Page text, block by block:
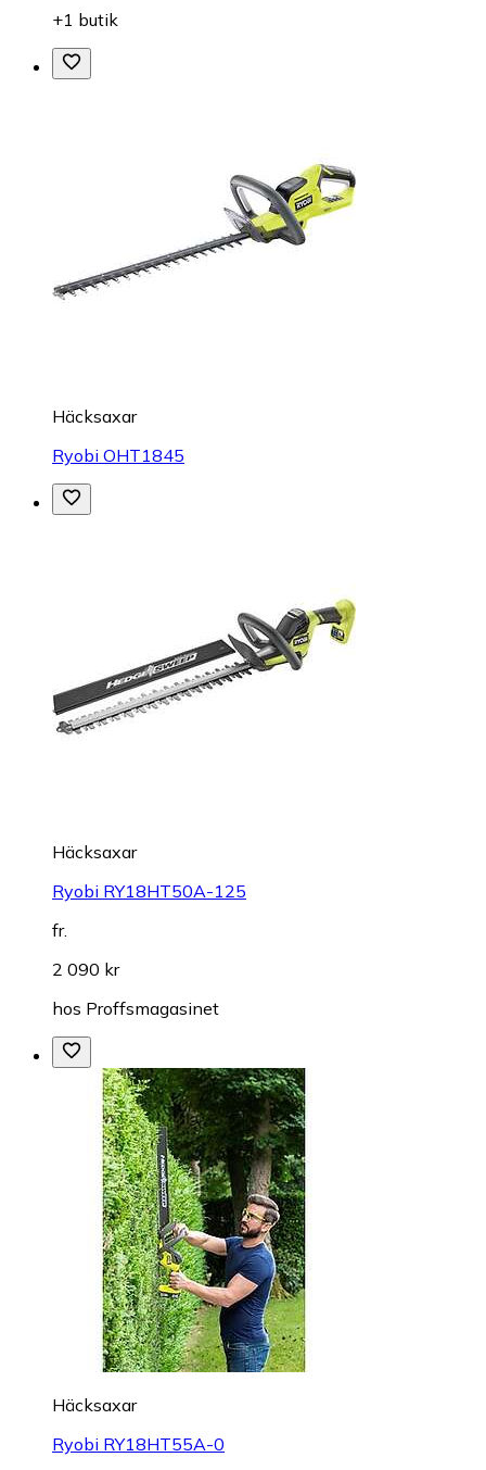
+1 butik
Häcksaxar
Ryobi OHT1845
Häcksaxar
Ryobi RY18HT50A-125
fr.
2 090 kr
hos Proffsmagasinet
Häcksaxar
Ryobi RY18HT55A-0